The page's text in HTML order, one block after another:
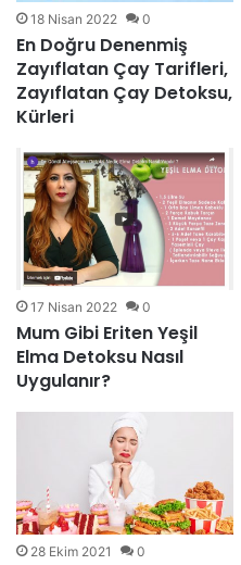
18 Nisan 2022 0
En Doğru Denenmiş
Zayıflatan Çay Tarifleri,
Zayıflatan Çay Detoksu,
Kürleri
17 Nisan 2022 0
Mum Gibi Eriten Yeşil
Elma Detoksu Nasıl
Uygulanır?
28 Ekim 2021 0